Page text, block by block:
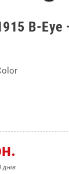
B-Eye
днів